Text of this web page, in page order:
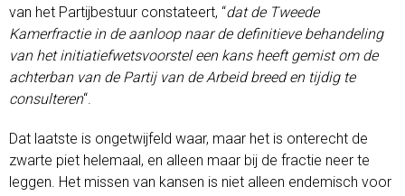
van het Partijbestuur constateert, “dat de Tweede
Kamerfractie in de aanloop naar de definitieve behandeling
van het initiatiefwetsvoorstel een kans heeft gemist om de
achterban van de Partij van de Arbeid breed en tijdig te
consulteren“.
Dat laatste is ongetwijfeld waar, maar het is onterecht de
zwarte piet helemaal, en alleen maar bij de fractie neer te
leggen. Het missen van kansen is niet alleen endemisch voor